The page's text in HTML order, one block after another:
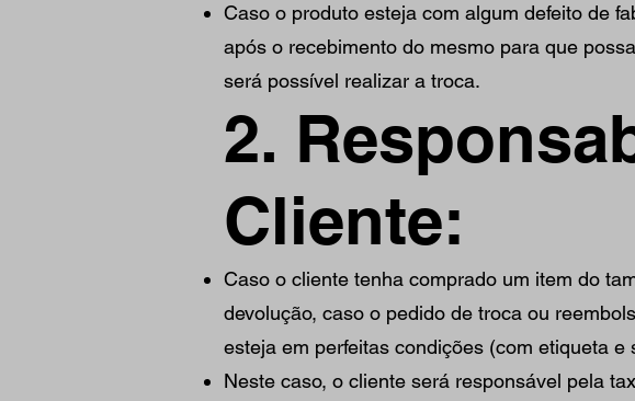
Caso o produto esteja com algum defeito de
após o recebimento do mesmo para que
será possível realizar a troca.
2.
Cliente:
Caso o cliente tenha comprado um item do
devolução, caso o pedido de troca ou
esteja em perfeitas condições (com etiqueta e
Neste caso, o cliente será responsável pela